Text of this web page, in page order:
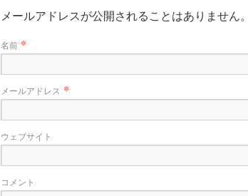
メールアドレスが公開されることはありません。
名前 *
メールアドレス *
ウェブサイト
コメント